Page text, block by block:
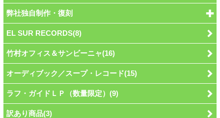
弊社独自制作・復刻
EL SUR RECORDS(8)
竹村オフィス＆サンビーニャ(16)
オーディブック／スープ・レコード(15)
ラフ・ガイドＬＰ（数量限定）(9)
訳あり商品(3)